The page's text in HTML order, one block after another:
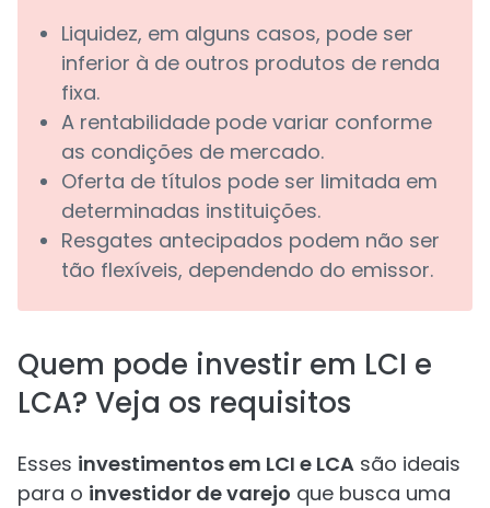
Liquidez, em alguns casos, pode ser
inferior à de outros produtos de renda
fixa.
A rentabilidade pode variar conforme
as condições de mercado.
Oferta de títulos pode ser limitada em
determinadas instituições.
Resgates antecipados podem não ser
tão flexíveis, dependendo do emissor.
Quem pode investir em LCI e
LCA? Veja os requisitos
Esses investimentos em LCI e LCA são ideais
para o investidor de varejo que busca uma